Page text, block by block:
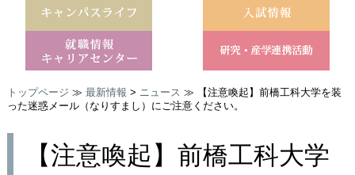
トップページ ≫ 最新情報 > ニュース ≫ 【注意喚起】前橋工科大学を装
った迷惑メール（なりすまし）にご注意ください。
【注意喚起】前橋工科大学